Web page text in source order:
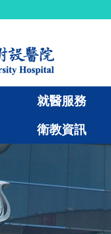
就醫服務
衛教資訊